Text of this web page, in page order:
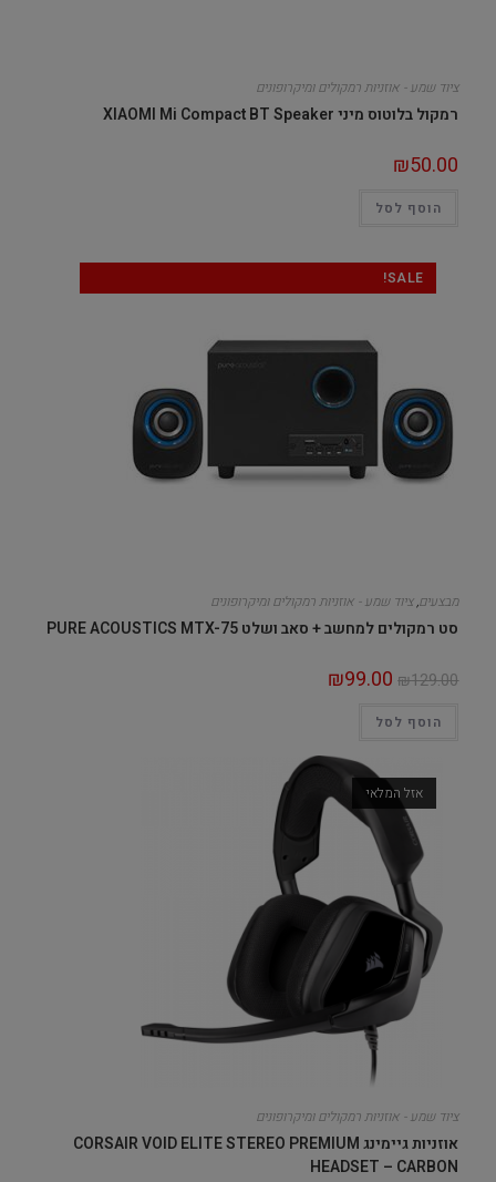
ציוד שמע - אוזניות רמקולים ומיקרופונים
רמקול בלוטוס מיני XIAOMI Mi Compact BT Speaker
₪50.00
הוסף לסל
SALE!
מבצעים,ציוד שמע - אוזניות רמקולים ומיקרופונים
סט רמקולים למחשב + סאב ושלט PURE ACOUSTICS MTX-75
₪129.00
₪99.00
הוסף לסל
אזל המלאי
ציוד שמע - אוזניות רמקולים ומיקרופונים
אוזניות גיימינג CORSAIR VOID ELITE STEREO PREMIUM
HEADSET – CARBON